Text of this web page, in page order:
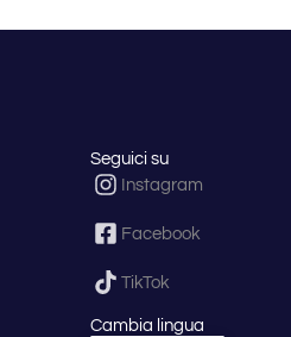
Seguici su
Instagram
Facebook
TikTok
Cambia lingua